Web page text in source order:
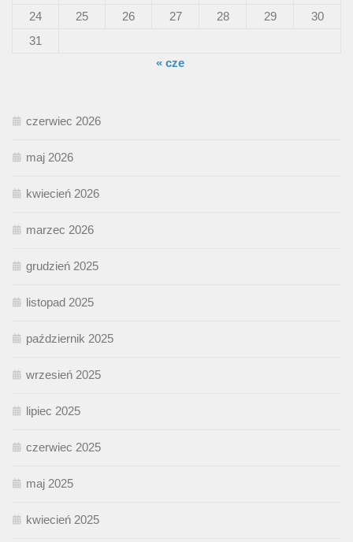
24
25 26 27 28 29
30
31
« cze
czerwiec 2026
maj 2026
kwiecień 2026
marzec 2026
grudzień 2025
listopad 2025
październik 2025
wrzesień 2025
lipiec 2025
czerwiec 2025
maj 2025
kwiecień 2025